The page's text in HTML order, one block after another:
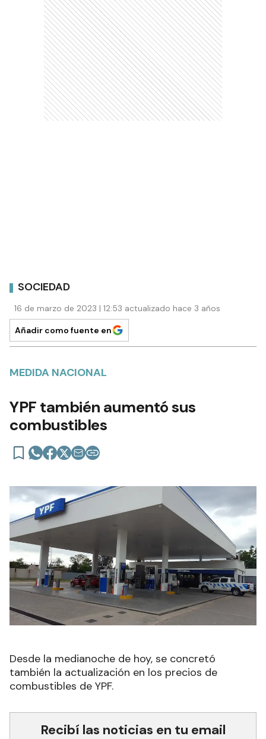
SOCIEDAD
16 de marzo de 2023 | 12:53 actualizado hace 3 años
Añadir como fuente en
MEDIDA NACIONAL
YPF también aumentó sus
combustibles
Desde la medianoche de hoy, se concretó
también la actualización en los precios de
combustibles de YPF.
Recibí las noticias en tu email